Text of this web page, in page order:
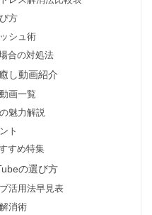
方
シュ術
合の対処法
し動画紹介
画一覧
魅力解説
ト
すめ特集
の選び方
活用法早見表
消術